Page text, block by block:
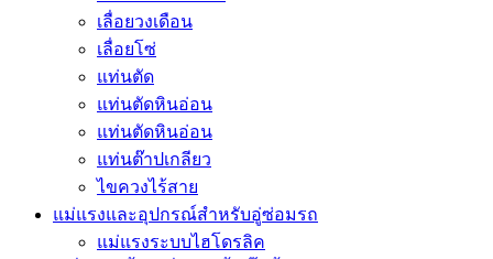
เลื่อยวงเดือน
เลื่อยโซ่
แท่นตัด
แท่นตัดหินอ่อน
แท่นตัดหินอ่อน
แท่นต๊าปเกลียว
ไขควงไร้สาย
แม่แรงและอุปกรณ์สำหรับอู่ซ่อมรถ
แม่แรงระบบไฮโดรลิค